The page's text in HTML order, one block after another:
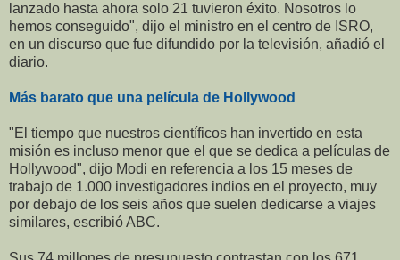
lanzado hasta ahora solo 21 tuvieron éxito. Nosotros lo
hemos conseguido", dijo el ministro en el centro de ISRO,
en un discurso que fue difundido por la televisión, añadió el
diario.
Más barato que una película de Hollywood
"El tiempo que nuestros científicos han invertido en esta
misión es incluso menor que el que se dedica a películas de
Hollywood", dijo Modi en referencia a los 15 meses de
trabajo de 1.000 investigadores indios en el proyecto, muy
por debajo de los seis años que suelen dedicarse a viajes
similares, escribió ABC.